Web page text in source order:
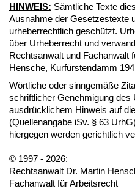
HINWEIS: Sämtliche Texte
Ausnahme der Gesetzestexte
urheberrechtlich geschützt.
über Urheberrecht und
Rechtsanwalt und Fachanwalt
Hensche, Kurfürstendamm
Wörtliche oder sinngemäße
schriftlicher Genehmigung des
ausdrücklichem Hinweis auf
(Quellenangabe iSv. § 63
hiergegen werden gerichtlich
© 1997 - 2026:
Rechtsanwalt Dr. Martin
Fachanwalt für Arbeitsrecht